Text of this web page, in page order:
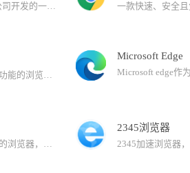
QQ浏览器是腾讯公司开发的一款极速浏览器，已升级为AI浏览器。 在用户浏览的过程中，QQ浏览器提供AI能力，帮助用户高效获取信息，提升处理、生成信息的效率。还有多个AI助理，帮助完成复杂任务。
实现自动代理加速功能的浏览器。与拼音输入法、五笔输入法等产品一同成为您高速上网的必备工具。搜狗浏览器拥有国内首款“真双核”引擎，采用多级加速机制，能大幅提高您的上网速度。
Microsoft Edge
自由的，开放源码的浏览器，它体积小速度快，还有其它一些高级特征，主要特性有：标签式浏览，使上网冲浪更快；可以禁止弹出式窗口；自定制工具栏；扩展管理；更好的搜索特性；快速而方便的侧栏。
2345浏览器